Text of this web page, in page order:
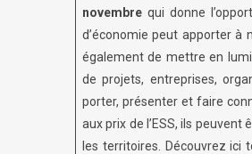
novembre qui donne
d’économie peut apporter à
également de mettre en
de projets, entreprises,
porter, présenter et faire
aux prix de l’ESS, ils
les territoires. Découvrez ici